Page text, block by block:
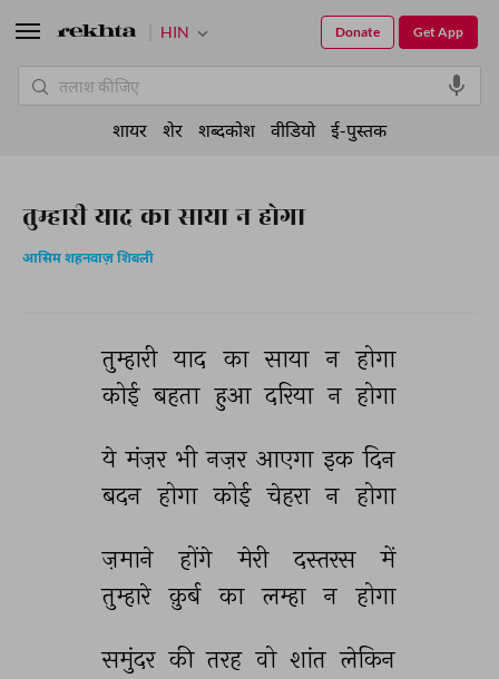
तुम्हारी याद का साया न होगा
आसिम शहनवाज़ शिबली
तुम्हारी याद का साया न होगा
कोई बहता हुआ दरिया न होगा
ये मंज़र भी नज़र आएगा इक दिन
बदन होगा कोई चेहरा न होगा
ज़माने होंगे मेरी दस्तरस
में
तुम्हारे क़ुर्ब का लम्हा न होगा
समुंदर की तरह वो शांत लेकिन
HIN Get App
Donate
शायर शेर शब्दकोश वीडियो ई-पुस्तक